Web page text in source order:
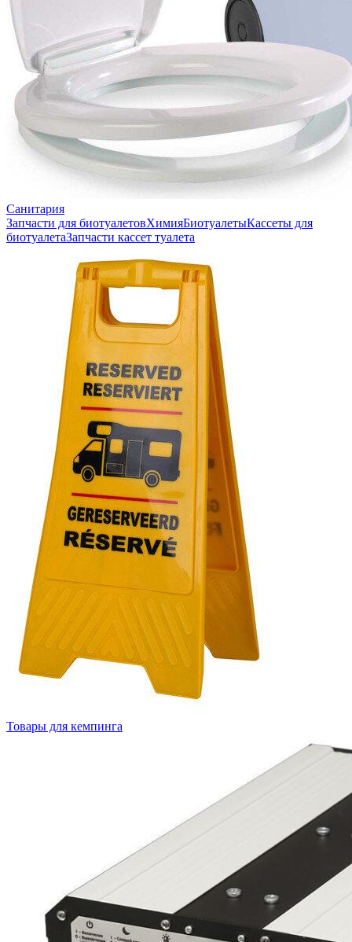
Санитария
Запчасти для биотуалетовХимияБиотуалетыКассеты для
биотуалетаЗапчасти кассет туалета
Товары для кемпинга